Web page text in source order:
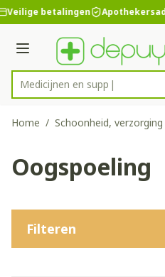
Ga naar de inhoud
1 van 1
Veilige betalingen
Menu
Product, merk, categorie...
Home / Schoonheid,
Oogspoeling
Filteren